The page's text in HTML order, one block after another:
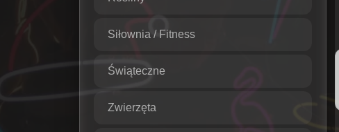
Siłownia / Fitness
Świąteczne
Zwierzęta